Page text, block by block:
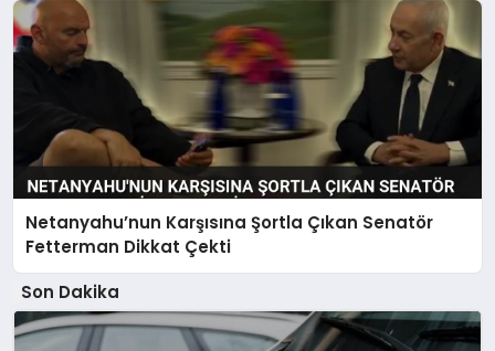
Netanyahu’nun Karşısına Şortla Çıkan Senatör
Fetterman Dikkat Çekti
Son Dakika